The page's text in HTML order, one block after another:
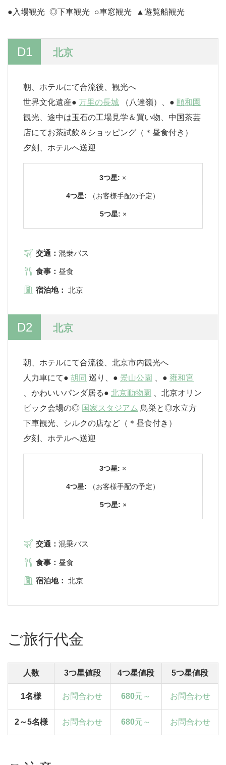
●入場観光 ◎下車観光 ○車窓観光 ▲遊覧船観光
D1 北京
朝、ホテルにて合流後、観光へ
世界文化遺産● 万里の長城 （八達嶺）、● 頤和園
観光、途中は玉石の工場見学＆買い物、中国茶芸
店にてお茶試飲＆ショッピング（＊昼食付き）
夕刻、ホテルへ送迎
3つ星: ×
4つ星: （お客様手配の予定）
5つ星: ×
交通： 混乗バス
食事： 昼食
宿泊地： 北京
D2 北京
朝、ホテルにて合流後、北京市内観光へ
人力車にて● 胡同 巡り、● 景山公園 、● 雍和宮
、かわいいパンダ居る● 北京動物園
、北京オリン
ピック会場の◎ 国家スタジアム 鳥巣と◎水立方
下車観光、シルクの店など（＊昼食付き）
夕刻、ホテルへ送迎
3つ星: ×
4つ星: （お客様手配の予定）
5つ星: ×
交通： 混乗バス
食事： 昼食
宿泊地： 北京
ご旅行代金
人数 3つ星値段 4つ星値段 5つ星値段
1名様 お問合わせ 680元～ お問合わせ
2～5名様 お問合わせ 680元～ お問合わせ